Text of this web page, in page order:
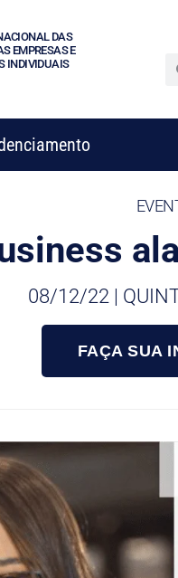
DAS
EMPRESAS E
INDIVIDUAIS
08/12/22 |
FAÇA SUA